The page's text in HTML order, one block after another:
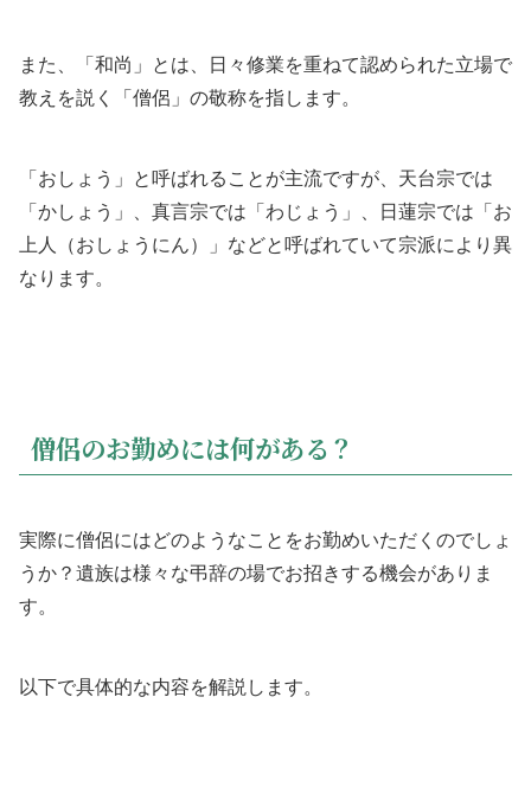
また、「和尚」とは、日々修業を重ねて認められた立場で
教えを説く「僧侶」の敬称を指します。
「おしょう」と呼ばれることが主流ですが、天台宗では
「かしょう」、真言宗では「わじょう」、日蓮宗では「お
上人（おしょうにん）」などと呼ばれていて宗派により異
なります。
僧侶のお勤めには何がある？
実際に僧侶にはどのようなことをお勤めいただくのでしょ
うか？遺族は様々な弔辞の場でお招きする機会がありま
す。
以下で具体的な内容を解説します。